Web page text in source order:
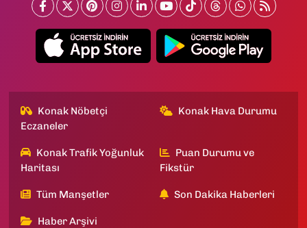
Konak Nöbetçi
Eczaneler
Konak Hava Durumu
Konak Trafik Yoğunluk
Haritası
Puan Durumu ve
Fikstür
Tüm Manşetler Son Dakika Haberleri
Haber Arşivi